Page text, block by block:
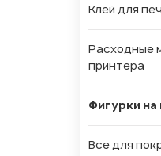
Клей для
Расходные
принтера
Фигурки
Все для